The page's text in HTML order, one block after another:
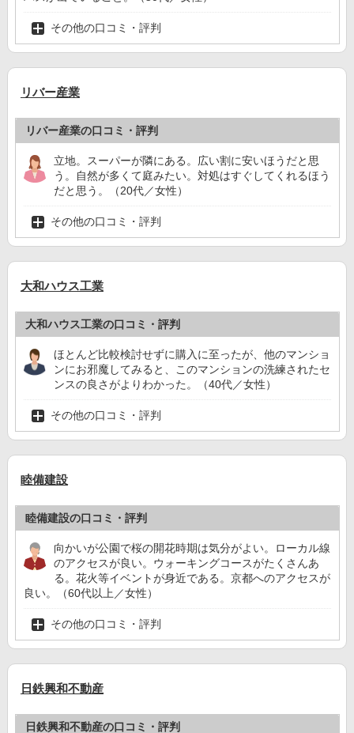
その他の口コミ・評判
リバー産業
リバー産業の口コミ・評判
立地。スーパーが隣にある。広い割に安いほうだと思
う。自然が多くて庭みたい。対処はすぐしてくれるほう
だと思う。（20代／女性）
その他の口コミ・評判
大和ハウス工業
大和ハウス工業の口コミ・評判
ほとんど比較検討せずに購入に至ったが、他のマンショ
ンにお邪魔してみると、このマンションの洗練されたセ
ンスの良さがよりわかった。（40代／女性）
その他の口コミ・評判
睦備建設
睦備建設の口コミ・評判
向かいが公園で桜の開花時期は気分がよい。ローカル線
のアクセスが良い。ウォーキングコースがたくさんあ
る。花火等イベントが身近である。京都へのアクセスが
良い。（60代以上／女性）
その他の口コミ・評判
日鉄興和不動産
日鉄興和不動産の口コミ・評判